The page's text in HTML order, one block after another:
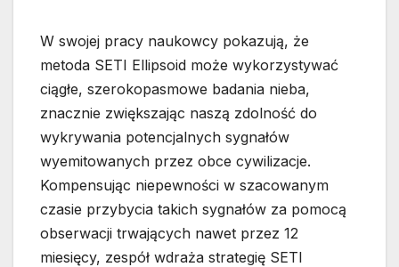
W swojej pracy naukowcy pokazują, że
metoda SETI Ellipsoid może wykorzystywać
ciągłe, szerokopasmowe badania nieba,
znacznie zwiększając naszą zdolność do
wykrywania potencjalnych sygnałów
wyemitowanych przez obce cywilizacje.
Kompensując niepewności w szacowanym
czasie przybycia takich sygnałów za pomocą
obserwacji trwających nawet przez 12
miesięcy, zespół wdraża strategię SETI